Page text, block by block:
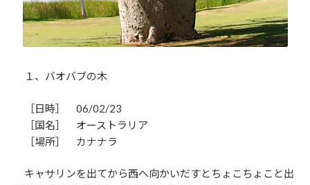
１、バオバブの木
［日時］ 06/02/23
［国名］ オーストラリア
［場所］ カナナラ
キャサリンを出てから西へ向かいだすとちょこちょこと出